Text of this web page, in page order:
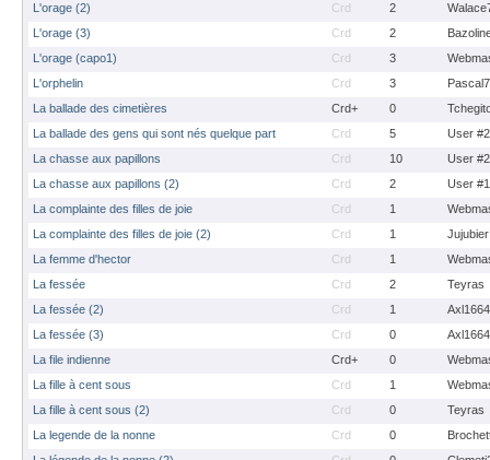
L'orage (2)
Crd 2
L'orage (3)
Crd 2
L'orage (capo1)
Crd 3
L'orphelin
Crd 3
La ballade des cimetières
Crd+ 0
La ballade des gens qui sont nés quelque part
Crd 5
User
La chasse aux papillons
Crd 10
User
La chasse aux papillons (2)
Crd 2
User
La complainte des filles de joie
Crd 1
La complainte des filles de joie (2)
Crd 1
Jujubier
La femme d'hector
Crd 1
La fessée
Crd 2
Teyras
La fessée (2)
Crd 1
Axl1664
La fessée (3)
Crd 0
Axl1664
La file indienne
Crd+ 0
La fille à cent sous
Crd 1
La fille à cent sous (2)
Crd 0
Teyras
La legende de la nonne
Crd 0